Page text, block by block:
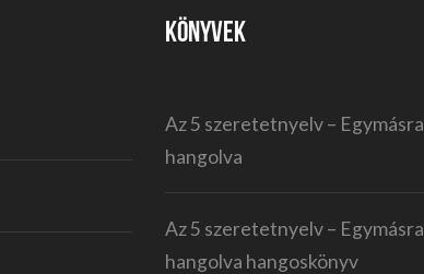
KÖNYVEK
Az 5 szeretetnyelv – Egymásra
hangolva
Az 5 szeretetnyelv – Egymásra
hangolva hangoskönyv